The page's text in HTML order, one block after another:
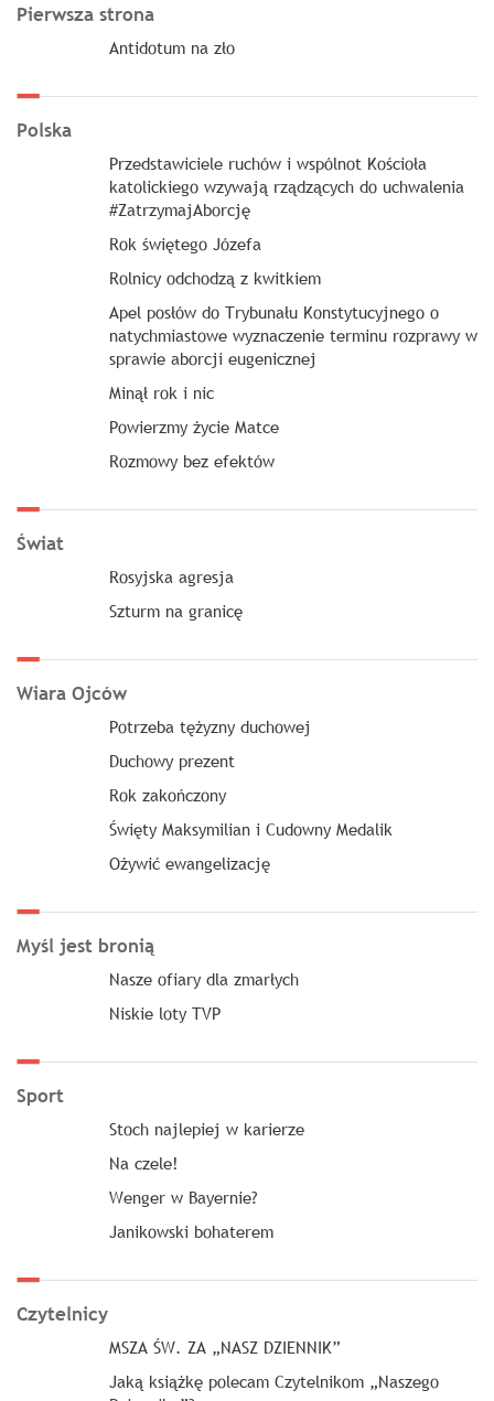
Pierwsza strona
Antidotum na zło
Polska
Przedstawiciele ruchów i wspólnot Kościoła
katolickiego wzywają rządzących do uchwalenia
#ZatrzymajAborcję
Rok świętego Józefa
Rolnicy odchodzą z kwitkiem
Apel posłów do Trybunału Konstytucyjnego o
natychmiastowe wyznaczenie terminu rozprawy w
sprawie aborcji eugenicznej
Minął rok i nic
Powierzmy życie Matce
Rozmowy bez efektów
Świat
Rosyjska agresja
Szturm na granicę
Wiara Ojców
Potrzeba tężyzny duchowej
Duchowy prezent
Rok zakończony
Święty Maksymilian i Cudowny Medalik
Ożywić ewangelizację
Myśl jest bronią
Nasze ofiary dla zmarłych
Niskie loty TVP
Sport
Stoch najlepiej w karierze
Na czele!
Wenger w Bayernie?
Janikowski bohaterem
Czytelnicy
MSZA ŚW. ZA „NASZ DZIENNIK”
Jaką książkę polecam Czytelnikom „Naszego